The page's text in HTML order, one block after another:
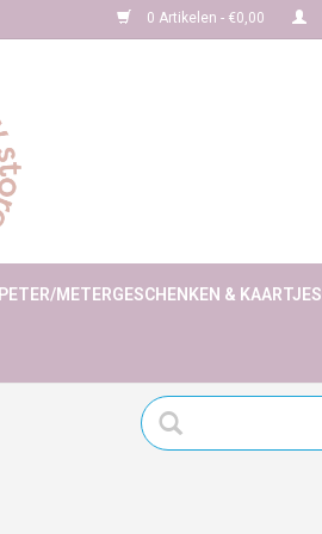
0 Artikelen - €0,00
PETER/METERGESCHENKEN & KAARTJES